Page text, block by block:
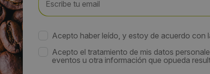
Acepto haber leído, y estoy de acuerdo con
Acepto el tratamiento de mis datos
eventos u otra información que opueda